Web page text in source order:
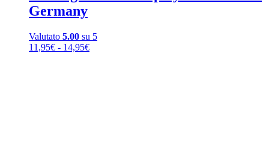
Germany
Valutato 5.00 su 5
11,95€ - 14,95€Fascia